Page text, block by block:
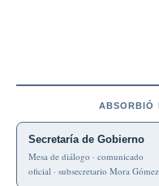
ABSORBIÓ
Secretaría de Gobierno
Mesa de diálogo · comunicado
oficial · subsecretario Mora Gómez